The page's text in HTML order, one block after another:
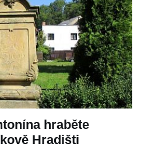
hraběte
Hradišti